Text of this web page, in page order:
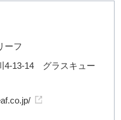
ーフ
4-13-14 グラスキュー